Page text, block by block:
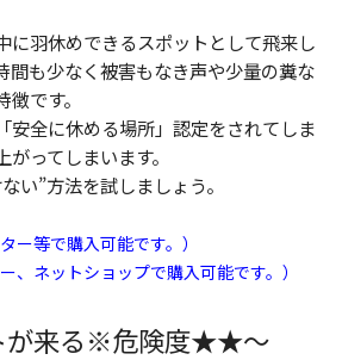
に羽休めできるスポットとして飛来し
間も少なく被害もなき声や少量の糞な
です。
安全に休める場所」認定をされてしま
ってしまいます。
い”方法を試しましょう。
ー等で購入可能です。）
、ネットショップで購入可能です。）
が来る※危険度★★～